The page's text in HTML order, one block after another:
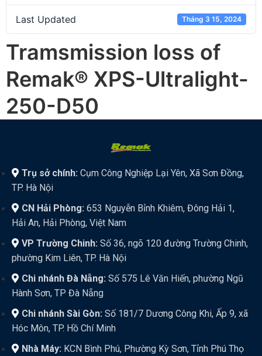
Last Updated Tháng 3 15, 2024
Tramsmission loss of
Remak® XPS-Ultralight-
250-D50
Trụ sở chính: Cụm Công Nghiệp Lại Yên, Xã Sơn Đồng,
TP. Hà Nội
CN Hải Phòng: 653 Nguyễn Bỉnh Khiêm, Đông Hải 1,
Hải An, Hải Phòng, Việt Nam
VP Trường Chinh: Số 36, ngõ 120 đường Trường Chinh,
phường Kim Liên, TP. Hà Nội
Chi nhánh Đà Nẵng: Số 575 Lê Văn Hiến, phường Ngũ
Hành Sơn, TP Đà Nẵng
Chi nhánh Sài Gòn: Số 181/7 Dương Công Khi, Ấp 9, xã
Hóc Môn, TP. Hồ Chí Minh
Nhà Máy: KCN Bình Phú, Phường Kỳ Sơn, Tỉnh Phú Thọ